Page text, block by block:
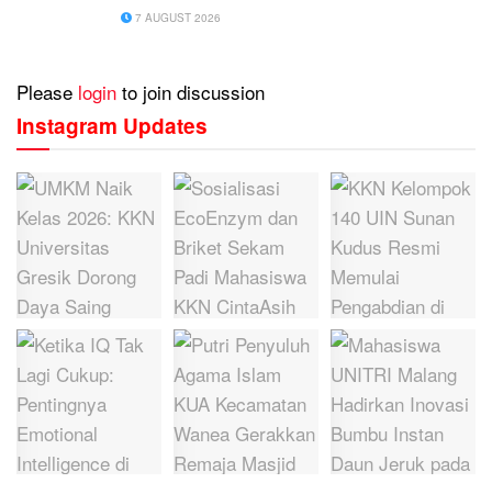
Muhammadiyah 1 Tangerang
7 AUGUST 2026
Please login to join discussion
Instagram Updates